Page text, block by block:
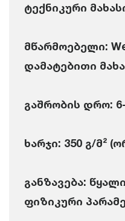
ტექნიკური
მწარმოებელი:
დამატებითი
გაშრობის დრო:
ხარჯი: 350 გ/მ²
განზავება:
ფიზიკური